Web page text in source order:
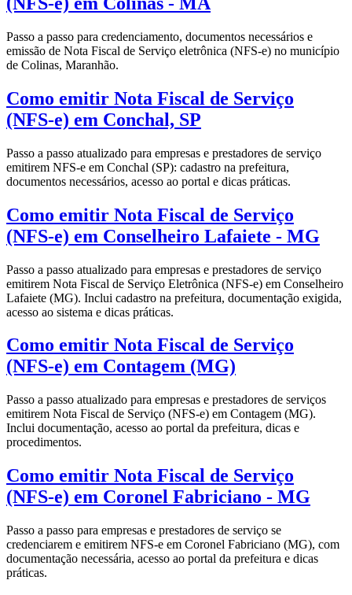
Passo a passo para credenciamento, documentos necessários e
emissão de Nota Fiscal de Serviço eletrônica (NFS-e) no município
de Colinas, Maranhão.
Como emitir Nota Fiscal de Serviço
(NFS-e) em Conchal, SP
Passo a passo atualizado para empresas e prestadores de serviço
emitirem NFS-e em Conchal (SP): cadastro na prefeitura,
documentos necessários, acesso ao portal e dicas práticas.
Como emitir Nota Fiscal de Serviço
(NFS-e) em Conselheiro Lafaiete - MG
Passo a passo atualizado para empresas e prestadores de serviço
emitirem Nota Fiscal de Serviço Eletrônica (NFS-e) em Conselheiro
Lafaiete (MG). Inclui cadastro na prefeitura, documentação exigida,
acesso ao sistema e dicas práticas.
Como emitir Nota Fiscal de Serviço
(NFS-e) em Contagem (MG)
Passo a passo atualizado para empresas e prestadores de serviços
emitirem Nota Fiscal de Serviço (NFS-e) em Contagem (MG).
Inclui documentação, acesso ao portal da prefeitura, dicas e
procedimentos.
Como emitir Nota Fiscal de Serviço
(NFS-e) em Coronel Fabriciano - MG
Passo a passo para empresas e prestadores de serviço se
credenciarem e emitirem NFS-e em Coronel Fabriciano (MG), com
documentação necessária, acesso ao portal da prefeitura e dicas
práticas.